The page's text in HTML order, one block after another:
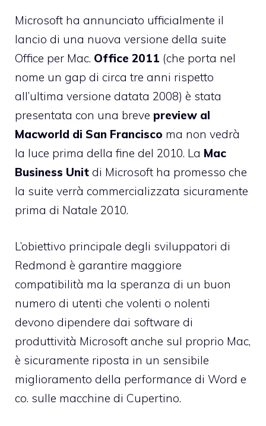
Microsoft ha annunciato ufficialmente il
lancio di una nuova versione della suite
Office per Mac. Office 2011 (che porta nel
nome un gap di circa tre anni rispetto
all’ultima versione datata 2008) è stata
presentata con una breve preview al
Macworld di San Francisco ma non vedrà
la luce prima della fine del 2010. La Mac
Business Unit di Microsoft ha promesso che
la suite verrà commercializzata sicuramente
prima di Natale 2010.
L’obiettivo principale degli sviluppatori di
Redmond è garantire maggiore
compatibilità ma la speranza di un buon
numero di utenti che volenti o nolenti
devono dipendere dai software di
produttività Microsoft anche sul proprio Mac,
è sicuramente riposta in un sensibile
miglioramento della performance di Word e
co. sulle macchine di Cupertino.